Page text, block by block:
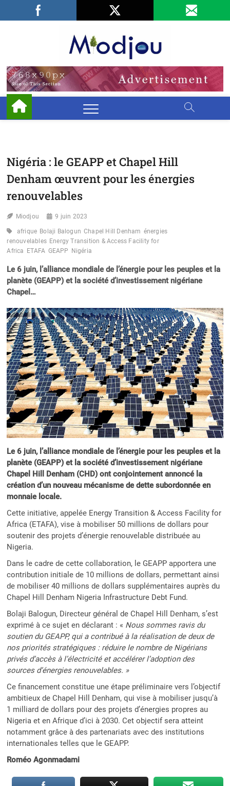
Facebook
LinkedIn
Nigéria : le GEAPP et Chapel Hill
Denham œuvrent pour les énergies
renouvelables
Miodjou 9 juin 2023
afrique Bolaji Balogun Chapel Hill Denham énergies
renouvelables Energy Transition & Access Facility for
Africa
ETAFA GEAPP Nigéria
Le 6 juin, l’alliance mondiale de l’énergie pour les peuples et la
planète (GEAPP) et la société d’investissement nigériane
Chapel…
Le 6 juin, l’alliance mondiale de l’énergie pour les peuples et la
planète (GEAPP) et la société d’investissement nigériane
Chapel Hill Denham (CHD) ont conjointement annoncé la
création d’un nouveau mécanisme de dette subordonnée en
monnaie locale.
Cette initiative, appelée Energy Transition & Access Facility for
Africa (ETAFA), vise à mobiliser 50 millions de dollars pour
soutenir des projets d’énergie renouvelable distribuée au
Nigeria.
Dans le cadre de cette collaboration, le GEAPP apportera une
contribution initiale de 10 millions de dollars, permettant ainsi
de mobiliser 40 millions de dollars supplémentaires auprès du
Chapel Hill Denham Nigeria Infrastructure Debt Fund.
Bolaji Balogun, Directeur général de Chapel Hill Denham, s’est
exprimé à ce sujet en déclarant : « Nous sommes ravis du
soutien du GEAPP, qui a contribué à la réalisation de deux de
nos priorités stratégiques : réduire le nombre de Nigérians
privés d’accès à l’électricité et accélérer l’adoption des
sources d’énergies renouvelables. »
Ce financement constitue une étape préliminaire vers l’objectif
ambitieux de Chapel Hill Denham, qui vise à mobiliser jusqu’à
1 milliard de dollars pour des projets d’énergies propres au
Nigeria et en Afrique d’ici à 2030. Cet objectif sera atteint
notamment grâce à des partenariats avec des institutions
internationales telles que le GEAPP.
Roméo Agonmadami